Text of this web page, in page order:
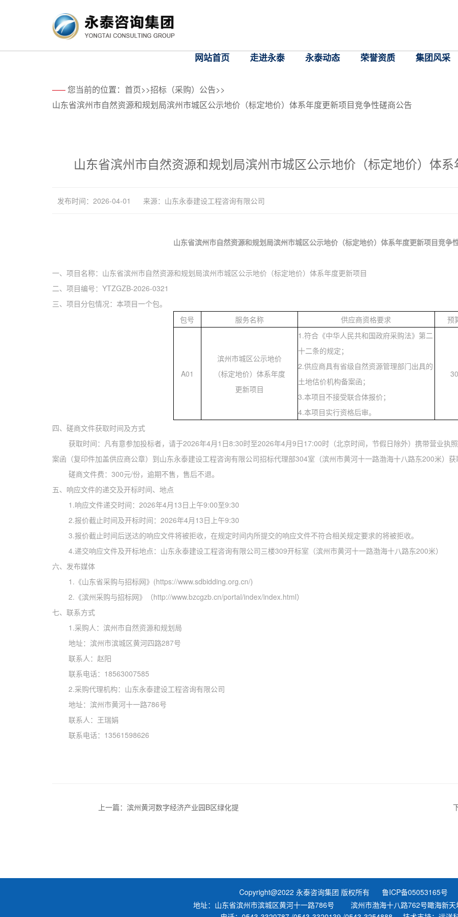
网站首页 走进永泰 永泰动态 荣誉资质 集团风采
您当前的位置： 首页>>招标（采购）公告>>
山东省滨州市自然资源和规划局滨州市城区公示地价（标定地价）体系年度更新项目竞争性磋商公告
山东省滨州市自然资源和规划局滨州市城区公示地价（标定地价）体
发布时间：2026-04-01 来源：山东永泰建设工程咨询有限公司
山东省滨州市自然资源和规划局滨州市城区公示地价（标定地价）体系年度更新项目竞争
一、项目名称：山东省滨州市自然资源和规划局滨州市城区公示地价（标定地价）体系年度更新项目
二、项目编号：YTZGZB-2026-0321
三、项目分包情况：本项目一个包。
包号
服务名称 供应商资格要求 预
A01
滨州市城区公示地价
（标定地价）体系年度
更新项目
1.符合《中华人民共和国政府采购法》第二
十二条的规定；
2.供应商具有省级自然资源管理部门出具的
土地估价机构备案函；
3.本项目不接受联合体报价；
4.本项目实行资格后审。
四、磋商文件获取时间及方式
获取时间：凡有意参加投标者，请于2026年4月1 日8:30时至2026年4月9日17:00时（北京时间，节假日除外）携带营业执照
案函（复印件加盖供应商公章）到山东永泰建设工程咨询有限公司招标代理部304室（滨州市黄河十一路渤海十八路东200米）获
磋商文件费： 300元/份，逾期不售，售后不退。
五、响应文件的递交及开标时间、地点
1.响应文件递交时间： 2026年4月13日上午9:00至9:30
2.报价截止时间及开标时间： 2026年4月13日上午9:30
3.报价截止时间后送达的响应文件将被拒收，在规定时间内所提交的响应文件不符合相关规定要求的将被拒收。
4.递交响应文件及开标地点：山东永泰建设工程咨询有限公司三楼309开标室（滨州市黄河十一路渤海十八路东200米）
六、发布媒体
1. 《山东省采购与招标网》 (https://www.sdbidding.org.cn/)
2.《滨州采购与招标网》
（http://www.bzcgzb.cn/portal/index/index.html）
七、联系方式
1.采购人：滨州市自然资源和规划局
地址： 滨州市滨城区黄河四路287号
联系人： 赵阳
联系电话：18563007585
2.采购代理机构：山东永泰建设工程咨询有限公司
地址： 滨州市黄河十一路786号
联系人：王瑞娟
联系电话：13561598626
上一篇：滨州黄河数字经济产业园B区绿化提
Copyright@2022 永泰咨询集团 版权所有 鲁ICP备05053165号
地址：山东省滨州市滨城区黄河十一路786号 滨州市渤海十八路762号瞰海新天